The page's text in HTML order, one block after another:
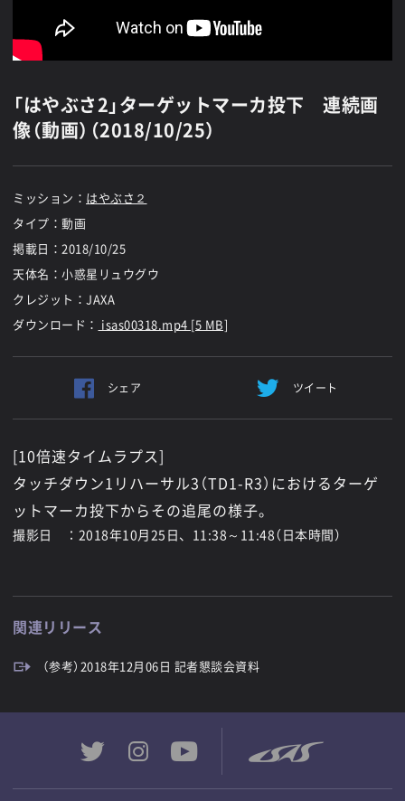
「はやぶさ2」ターゲットマーカ投下 連続画
像（動画）（2018/10/25）
ミッション： はやぶさ２
タイプ：動画
掲載日： 2018/10/25
天体名：小惑星リュウグウ
クレジット：JAXA
ダウンロード： isas00318.mp4 [5 MB]
シェア ツイート
[10倍速タイムラプス]
タッチダウン1リハーサル3（TD1-R3）におけるターゲ
ットマーカ投下からその追尾の様子。
撮影日 ：2018年10月25日、11:38～11:48（日本時間）
関連リリース
（参考）2018年12月06日 記者懇談会資料